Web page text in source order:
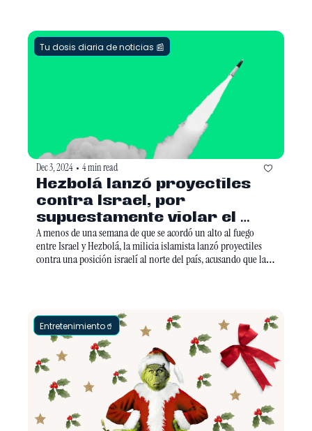
Tu dosis diaria de noticias 📰
Dec 3, 2024 • 4 min read
Hezbolá lanzó proyectiles
contra Israel, por
supuestamente violar el
cese al fuego
A menos de una semana de que se acordó un alto al fuego
entre Israel y Hezbolá, la milicia islamista lanzó proyectiles
contra una posición israelí al norte del país, acusando que las
Entretenimiento🥤